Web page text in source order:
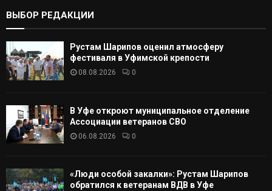
А
ВЫБОР РЕДАКЦИИ
Рустам Шарипов оценил атмосферу
фестиваля в Уфимской крепости
08.08.2026 0
В Уфе откроют муниципальное отделение
Ассоциации ветеранов СВО
06.08.2026 0
«Люди особой закалки»: Рустам Шарипов
обратился к ветеранам ВДВ в Уфе